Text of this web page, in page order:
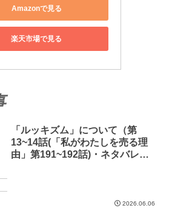
Amazonで見る
楽天市場で見る
「ルッキズム」について（第
13~14話(「私がわたしを売る理
由」第191~192話)・ネタバレあ
2026.06.06